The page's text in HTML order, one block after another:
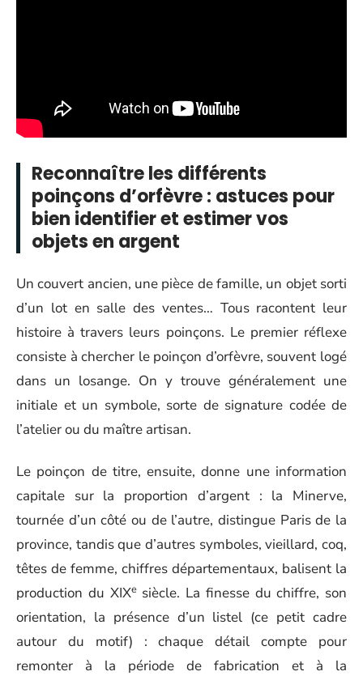
Reconnaître les différents
poinçons d’orfèvre : astuces pour
bien identifier et estimer vos
objets en argent
Un couvert ancien, une pièce de famille, un objet sorti
d’un lot en salle des ventes… Tous racontent leur
histoire à travers leurs poinçons. Le premier réflexe
consiste à chercher le poinçon d’orfèvre, souvent logé
dans un losange. On y trouve généralement une
initiale et un symbole, sorte de signature codée de
l’atelier ou du maître artisan.
Le poinçon de titre, ensuite, donne une information
capitale sur la proportion d’argent : la Minerve,
tournée d’un côté ou de l’autre, distingue Paris de la
province, tandis que d’autres symboles, vieillard, coq,
têtes de femme, chiffres départementaux, balisent la
production du XIXesiècle. La finesse du chiffre, son
orientation, la présence d’un listel (ce petit cadre
autour du motif) : chaque détail compte pour
remonter à la période de fabrication et à la